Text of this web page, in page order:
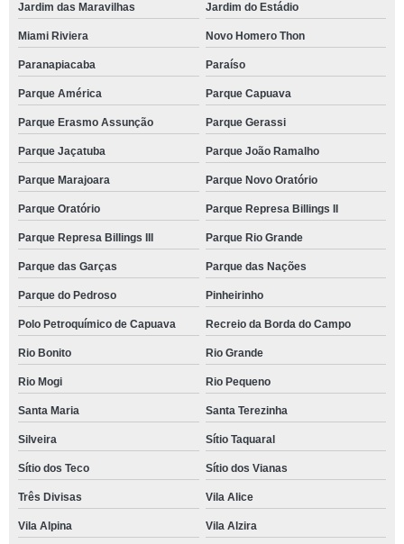
Jardim das Maravilhas Jardim do Estádio
Miami Riviera Novo Homero Thon
Paranapiacaba Paraíso
Parque América Parque Capuava
Parque Erasmo Assunção Parque Gerassi
Parque Jaçatuba Parque João Ramalho
Parque Marajoara Parque Novo Oratório
Parque Oratório Parque Represa Billings II
Parque Represa Billings III Parque Rio Grande
Parque das Garças Parque das Nações
Parque do Pedroso Pinheirinho
Polo Petroquímico de Capuava Recreio da Borda do Campo
Rio Bonito Rio Grande
Rio Mogi Rio Pequeno
Santa Maria Santa Terezinha
Silveira Sítio Taquaral
Sítio dos Teco Sítio dos Vianas
Três Divisas Vila Alice
Vila Alpina Vila Alzira